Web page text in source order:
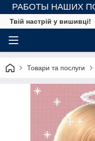
РАБОТЫ НАШИХ
Твій настрій у вишивці!
Товари та послуги